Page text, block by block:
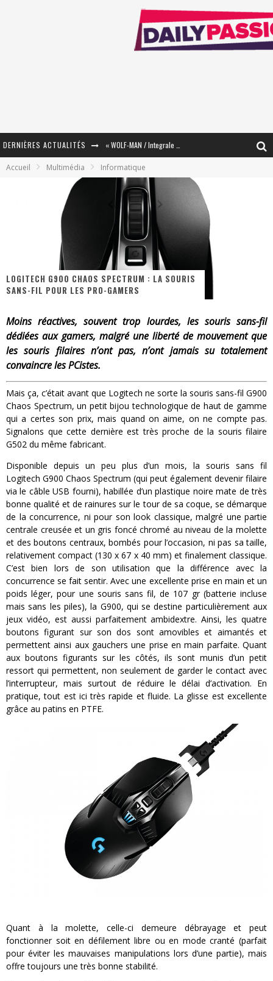
DERNIÈRES ACTUALITÉS « The Broken Ring / This Mariage Will Fail Anyway » (Tome 2) – Préparer sa vengeance…
Star Fox
« MOFUSAND / Parler Japonais » – Des Expressions Pratiques !
Assassin's Creed Black Flag Resynced
Yoshi and the mysterious book
Accueil Multimédia Informatique
LOGITECH G900 CHAOS SPECTRUM : LA SOURIS
SANS-FIL POUR LES PRO-GAMERS
Moins réactives, souvent trop lourdes, les souris sans-fil
dédiées aux gamers, malgré une liberté de mouvement que
les souris filaires n’ont pas, n’ont jamais su totalement
convaincre les PCistes.
Mais ça, c’était avant que Logitech ne sorte la souris sans-fil G900
Chaos Spectrum, un petit bijou technologique de haut de gamme
qui a certes son prix, mais quand on aime, on ne compte pas.
Signalons que cette dernière est très proche de la souris filaire
G502 du même fabricant.
Disponible depuis un peu plus d’un mois, la souris sans fil
Logitech G900 Chaos Spectrum (qui peut également devenir filaire
via le câble USB fourni), habillée d’un plastique noire mate de très
bonne qualité et de rainures sur le tour de sa coque, se démarque
de la concurrence, ni pour son look classique, malgré une partie
centrale creusée et un gris foncé chromé au niveau de la molette
et des boutons centraux, bombés pour l’occasion, ni pas sa taille,
relativement compact (130 x 67 x 40 mm) et finalement classique.
C’est bien lors de son utilisation que la différence avec la
concurrence se fait sentir. Avec une excellente prise en main et un
poids léger, pour une souris sans fil, de 107 gr (batterie incluse
mais sans les piles), la G900, qui se destine particulièrement aux
jeux vidéo, est aussi parfaitement ambidextre. Ainsi, les quatre
boutons figurant sur son dos sont amovibles et aimantés et
permettent ainsi aux gauchers une prise en main parfaite. Quant
aux boutons figurants sur les côtés, ils sont munis d’un petit
ressort qui permettent, non seulement de garder le contact avec
l’interrupteur, mais surtout de réduire le délai d’activation. En
pratique, tout est ici très rapide et fluide. La glisse est excellente
grâce au patins en PTFE.
Quant à la molette, celle-ci demeure débrayage et peut
fonctionner soit en défilement libre ou en mode cranté (parfait
pour éviter les mauvaises manipulations lors d’une partie), mais
offre toujours une très bonne stabilité.